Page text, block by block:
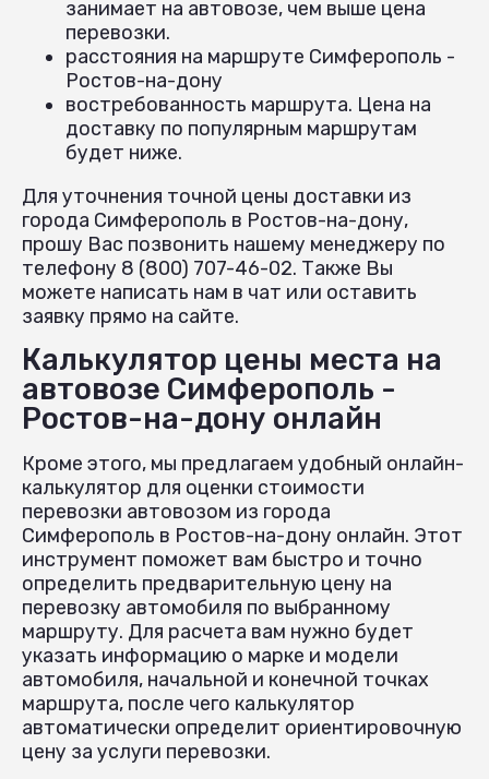
занимает на автовозе, чем выше цена
перевозки.
расстояния на маршруте Симферополь -
Ростов-на-дону
востребованность маршрута. Цена на
доставку по популярным маршрутам
будет ниже.
Для уточнения точной цены доставки из
города Симферополь в Ростов-на-дону,
прошу Вас позвонить нашему менеджеру по
телефону 8 (800) 707-46-02. Также Вы
можете написать нам в чат или оставить
заявку прямо на сайте.
Калькулятор цены места на
автовозе Симферополь -
Ростов-на-дону онлайн
Кроме этого, мы предлагаем удобный онлайн-
калькулятор для оценки стоимости
перевозки автовозом из города
Симферополь в Ростов-на-дону онлайн. Этот
инструмент поможет вам быстро и точно
определить предварительную цену на
перевозку автомобиля по выбранному
маршруту. Для расчета вам нужно будет
указать информацию о марке и модели
автомобиля, начальной и конечной точках
маршрута, после чего калькулятор
автоматически определит ориентировочную
цену за услуги перевозки.